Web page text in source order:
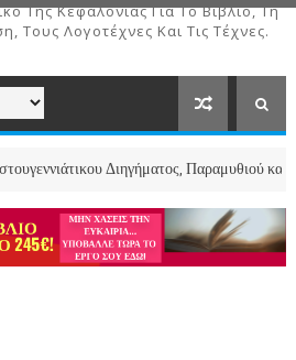
Της Κεφαλονιάς Για Το Βιβλίο, Τη
Τους Λογοτέχνες Και Τις Τέχνες.
Διηγήματος, Παραμυθιού και Ποιήματος